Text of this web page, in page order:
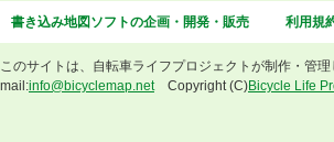
書き込み地図ソフトの企画・開発・販売 利用規
このサイトは、自転車ライフプロジェクトが制作・管理
mail:info@bicyclemap.netCopyright (C)Bicycle Life